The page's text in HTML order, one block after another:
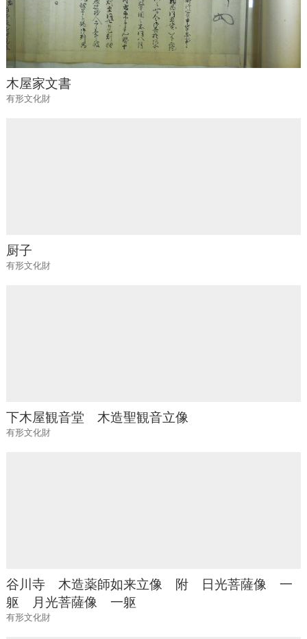
木屋家文書
有形文化財
厨子
有形文化財
下木屋観音堂 木造聖観音立像
有形文化財
谷川寺 木造薬師如来立像 附 日光菩薩像 一
躯 月光菩薩像 一躯
有形文化財